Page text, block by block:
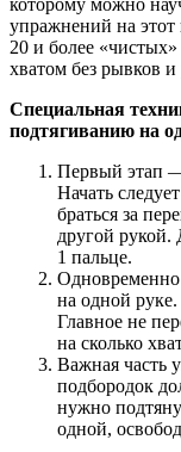
упражнений на этот
20 и более
хватом без рывков и
Специальная
подтягиванию на
Первый этап
Начать
браться за
другой рукой.
1 пальце.
на одной
Главное не
на сколько
Важная часть
подбородок
нужно
одной,